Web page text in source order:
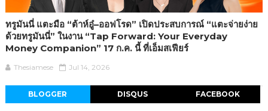
ทรูมันนี่ แตะมือ “ต้าห์อู๋–ออฟโรด” เปิดประสบการณ์ “แตะจ่ายง่าย
ด้วยทรูมันนี่” ในงาน “Tap Forward: Your Everyday
Money Companion” 17 ก.ค. นี้ ที่เอ็มสเฟียร์
Thesiamese Jul 14, 2026
BLOGGER DISQUS FACEBOOK